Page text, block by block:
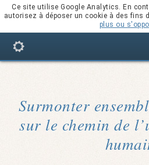
Ce site utilise Google Analytics. En
autorisez à déposer un cookie à des fins
plus ou
Surmonter
sur le chemin de